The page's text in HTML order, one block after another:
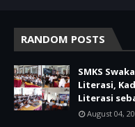
RANDOM POSTS
SMKS
Literasi,
Literasi
August 04,